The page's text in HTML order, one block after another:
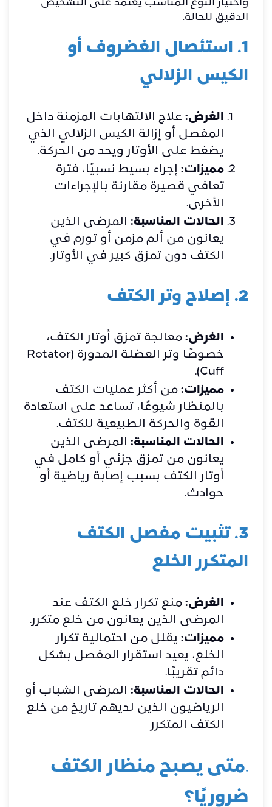
واختيار النوع المناسب يعتمد على التشخيص
الدقيق للحالة.
1. استئصال الغضروف أو
الكيس الزلالي
الغرض: علاج الالتهابات المزمنة داخل
المفصل أو إزالة الكيس الزلالي الذي
يضغط على الأوتار ويحد من الحركة.
مميزات:
إجراء بسيط نسبيًا، فترة
تعافي قصيرة مقارنة بالإجراءات
الأخرى.
الحالات المناسبة: المرضى الذين
يعانون من ألم مزمن أو تورم في
الكتف دون تمزق كبير في الأوتار.
2. إصلاح وتر الكتف
الغرض: معالجة تمزق أوتار الكتف،
خصوصًا وتر العضلة المدورة (Rotator
Cuff).
مميزات: من أكثر عمليات الكتف
بالمنظار شيوعًا، تساعد على استعادة
القوة والحركة الطبيعية للكتف.
الحالات المناسبة: المرضى الذين
يعانون من تمزق جزئي أو كامل في
أوتار الكتف بسبب إصابة رياضية أو
حوادث.
3. تثبيت مفصل الكتف
المتكرر الخلع
الغرض: منع تكرار خلع الكتف عند
المرضى الذين يعانون من خلع متكرر.
مميزات: يقلل من احتمالية تكرار
الخلع، يعيد استقرار المفصل بشكل
دائم تقريبًا.
الحالات المناسبة: المرضى الشباب أو
الرياضيون الذين لديهم تاريخ من خلع
الكتف المتكرر
.متى يصبح منظار الكتف
ضروريًا؟